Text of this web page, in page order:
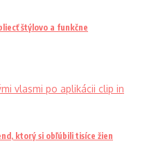
štýlovo a funkčne
ktorý si obľúbili tisíce žien